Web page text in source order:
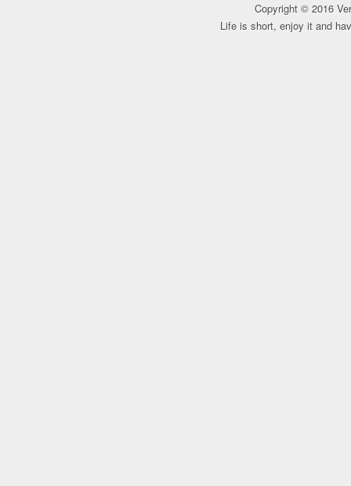
Copyright © 2016
Life is short, enjoy it and